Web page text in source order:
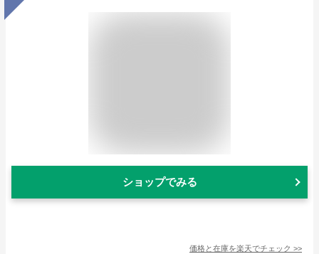
ショップでみる
価格と在庫を楽天でチェック >>